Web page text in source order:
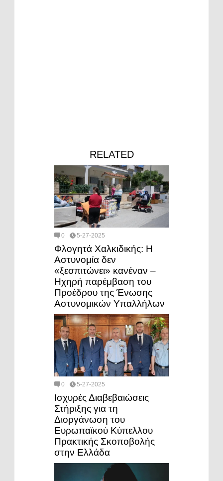
RELATED
0 5-27-2025
Φλογητά Χαλκιδικής: Η
Αστυνομία δεν
«ξεσπιτώνει» κανέναν –
Ηχηρή παρέμβαση του
Προέδρου της Ένωσης
Αστυνομικών Υπαλλήλων
0 5-27-2025
Ισχυρές Διαβεβαιώσεις
Στήριξης για τη
Διοργάνωση του
Ευρωπαϊκού Κύπελλου
Πρακτικής Σκοποβολής
στην Ελλάδα